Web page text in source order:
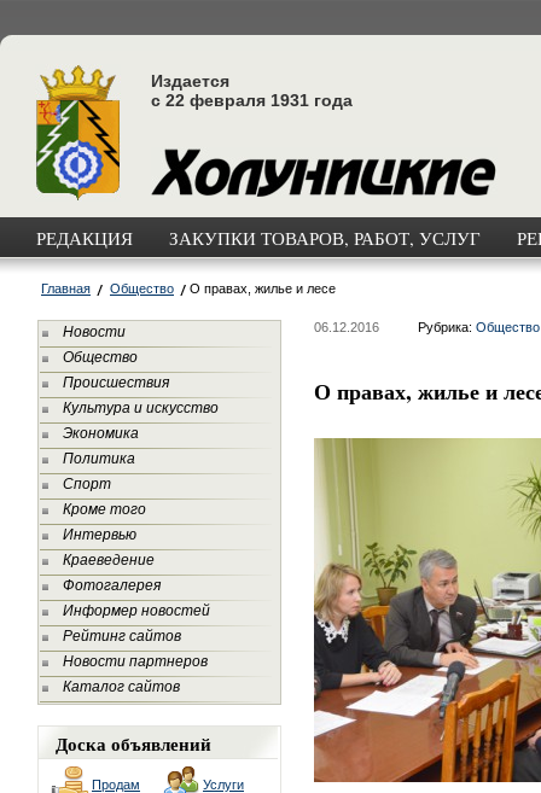
Издается
с 22 февраля 1931 года
РЕДАКЦИЯ ЗАКУПКИ ТОВАРОВ, РАБОТ, УСЛУГ
Главная Общество О правах, жилье и лесе
Новости
Общество
Происшествия
Культура и искусство
Экономика
Политика
Спорт
Кроме того
Интервью
Краеведение
Фотогалерея
Информер новостей
Рейтинг сайтов
Новости партнеров
Каталог сайтов
Доска объявлений
Продам Услуги
06.12.2016 Рубрика: Общество
О правах, жилье и